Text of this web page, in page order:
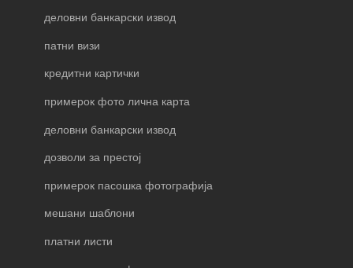
деловни банкарски извод
патни визи
кредитни картички
примерок фото лична карта
деловни банкарски извод
дозволи за престој
примерок пасошка фотографија
мешани шаблони
платни листи